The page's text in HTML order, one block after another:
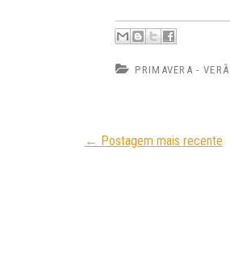
PRIMAVERA -
← Postagem mais recente